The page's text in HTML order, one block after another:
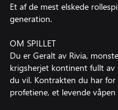
Et af de mest elskede
generation.
OM SPILLET
Du er Geralt av Rivia,
krigsherjet kontinent fullt
du vil. Kontrakten du har
profetiene, et levende